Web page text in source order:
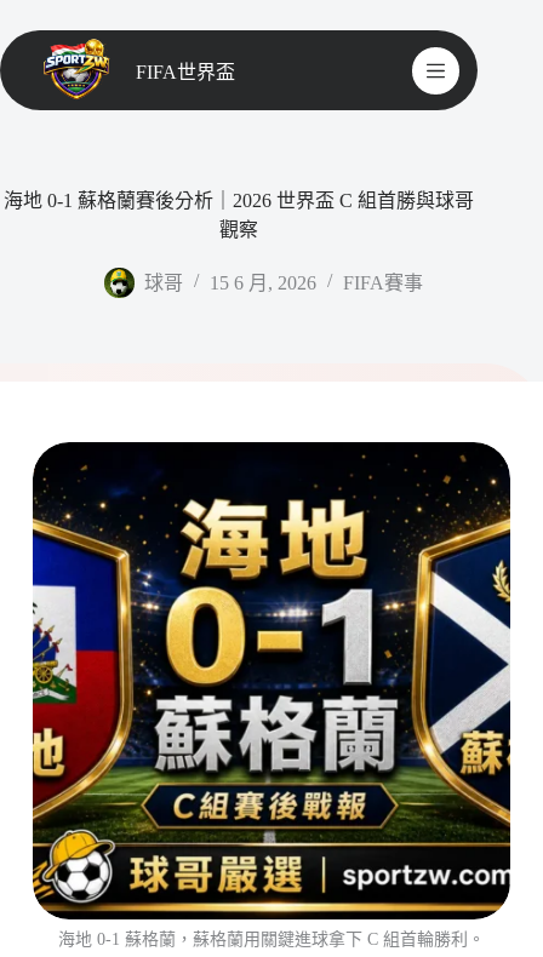
FIFA世界盃
海地 0-1 蘇格蘭賽後分析｜2026 世界盃 C 組首勝與球哥
觀察
球哥 15 6 月, 2026 FIFA賽事
海地 0-1 蘇格蘭，蘇格蘭用關鍵進球拿下 C 組首輪勝利。